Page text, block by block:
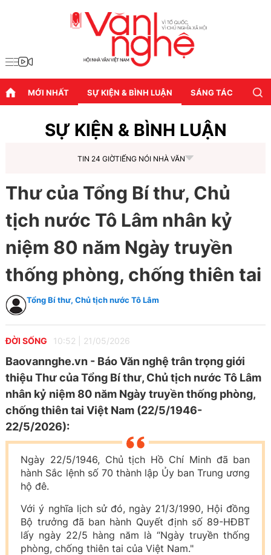
MỚI NHẤT SỰ KIỆN & BÌNH LUẬN SÁNG TÁC
SỰ KIỆN & BÌNH LUẬN
TIN 24 GIỜTIẾNG NÓI NHÀ VĂN
Thư của Tổng Bí thư, Chủ
tịch nước Tô Lâm nhân kỷ
niệm 80 năm Ngày truyền
thống phòng, chống thiên tai
Tổng Bí thư, Chủ tịch nước Tô Lâm
ĐỜI SỐNG 10:52 21/05/2026
Baovannghe.vn - Báo Văn nghệ trân trọng giới
thiệu Thư của Tổng Bí thư, Chủ tịch nước Tô Lâm
nhân kỷ niệm 80 năm Ngày truyền thống phòng,
chống thiên tai Việt Nam (22/5/1946-
22/5/2026):
Ngày 22/5/1946, Chủ tịch Hồ Chí Minh đã ban
hành Sắc lệnh số 70 thành lập Ủy ban Trung ương
hộ đê.
Với ý nghĩa lịch sử đó, ngày 21/3/1990, Hội đồng
Bộ trưởng đã ban hành Quyết định số 89-HĐBT
lấy ngày 22/5 hàng năm là “Ngày truyền thống
phòng, chống thiên tai của Việt Nam."